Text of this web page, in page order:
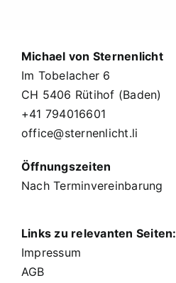
Michael von Sternenlicht
Im Tobelacher 6
CH 5406 Rütihof (Baden)
+41 794016601
office@sternenlicht.li
Öffnungszeiten
Nach Terminvereinbarung
Links zu relevanten Seiten:
Impressum
AGB